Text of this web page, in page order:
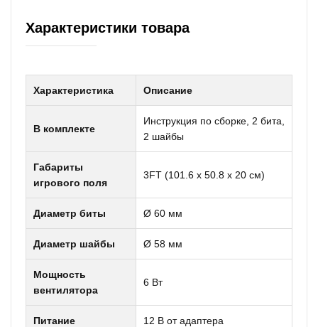
Характеристики товара
Характеристика Описание
В комплекте
Инструкция по сборке, 2 бита,
2 шайбы
Габариты
игрового поля
3FT (101.6 x 50.8 x 20 см)
Диаметр биты Ø 60 мм
Диаметр шайбы Ø 58 мм
Мощность
вентилятора
6 Вт
Питание 12 В от адаптера